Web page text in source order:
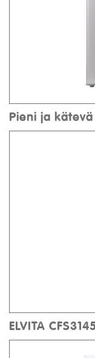
Pieni ja
ELVITA